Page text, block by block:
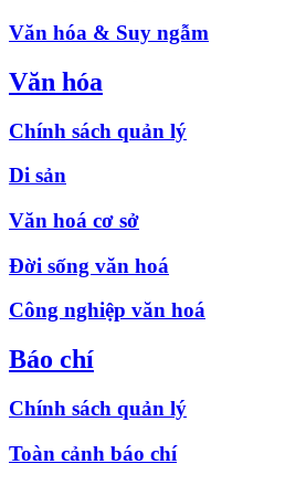
Văn hóa & Suy ngẫm
Văn hóa
Chính sách quản lý
Di sản
Văn hoá cơ sở
Đời sống văn hoá
Công nghiệp văn hoá
Báo chí
Chính sách quản lý
Toàn cảnh báo chí